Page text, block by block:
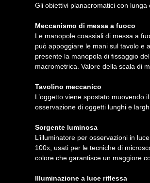
Gli obiettivi planacromatici con
Meccanismo di messa a fuoco
Le manopole coassiali di messa a
può appoggiare le mani sul tavolo e
presente la manopola di fissaggio
macrometrica. Valore della scala di
Tavolino meccanico
L’oggetto viene spostato
osservazione di oggetti lunghi e
Sorgente luminosa
L’illuminatore per osservazioni in
100x, usati per le tecniche di
colore che garantisce un maggiore
Illuminazione a luce riflessa